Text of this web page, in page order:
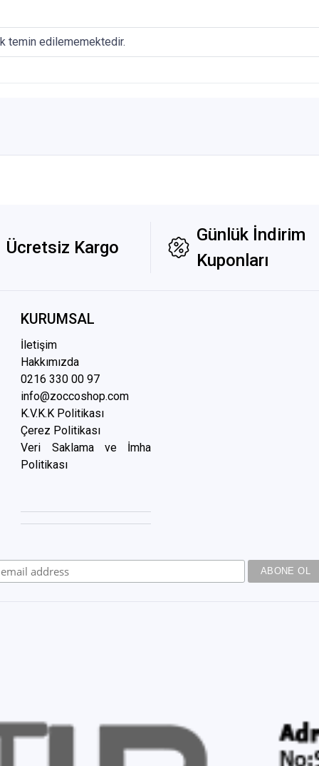
temin edilememektedir.
Ücretsiz Kargo
Günlük İndirim
Kuponları
KURUMSAL
İletişim
Hakkımızda
0216 330 00 97
info@zoccoshop.com
K.V.K.K Politikası
Çerez Politikası
Veri Saklama ve İmha
Politikası